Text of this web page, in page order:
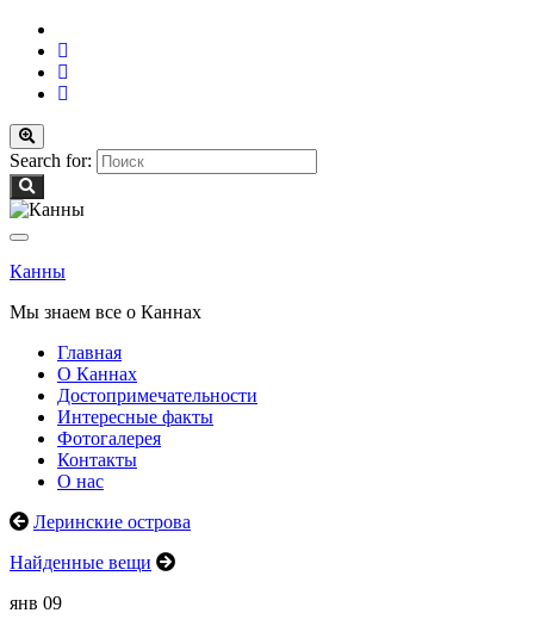
Вкл/
выкл
формы
поиска
Search for:
Вкл/
выкл
навигации
Канны
Мы знаем все о Каннах
Главная
О Каннах
Достопримечательности
Интересные факты
Фотогалерея
Контакты
О нас
Леринские острова
Найденные вещи
янв 09